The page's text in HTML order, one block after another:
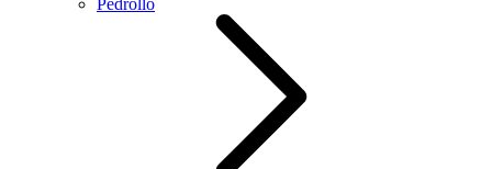
Pedrollo